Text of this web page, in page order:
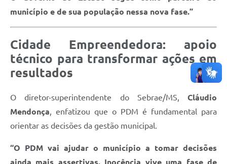
município e de sua população nessa nova fase.”
Cidade Empreendedora: apoio
técnico para transformar ações em
resultados
O diretor-superintendente do Sebrae/MS, Cláudio
Mendonça, enfatizou que o PDM é fundamental para
orientar as decisões da gestão municipal.
“O PDM vai ajudar o município a tomar decisões
ainda mais assertivas. Inocência vive uma fase de